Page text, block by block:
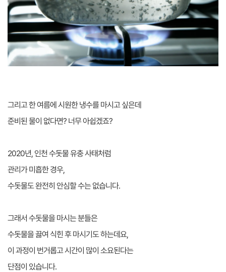
그리고 한 여름에 시원한 냉수를 마시고 싶은데
준비된 물이 없다면? 너무 아쉽겠죠?
2020년, 인천 수돗물 유충 사태처럼
관리가 미흡한 경우,
수돗물도 완전히 안심할 수는 없습니다.
그래서 수돗물을 마시는 분들은
수돗물을 끓여 식힌 후 마시기도 하는데요,
이 과정이 번거롭고 시간이 많이 소요된다는
단점이 있습니다.